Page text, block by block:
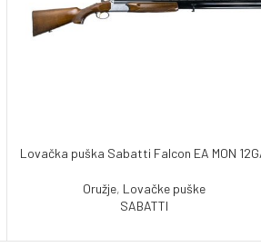
Lovačka puška Sabatti Falcon EA MON
Oružje, Lovačke puške
SABATTI